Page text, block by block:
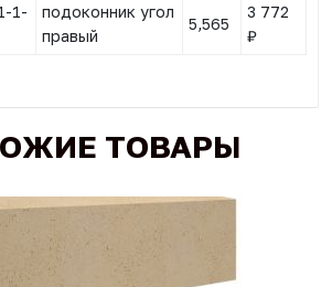
подоконник угол
правый
5,565
3 772
₽
ТОВАРЫ